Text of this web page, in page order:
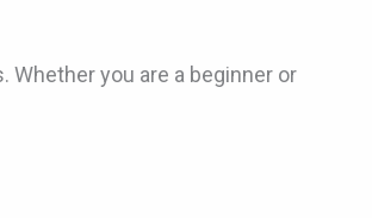
you are a beginner or